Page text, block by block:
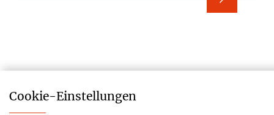
Cookie-­Einstellungen